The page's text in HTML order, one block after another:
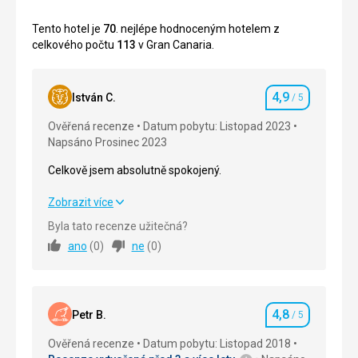
Tento hotel je 70 . nejlépe hodnoceným hotelem z
celkového počtu 113 v Gran Canaria.
István C. Hodnocení
4,9 / 5
Ověřená recenze
Datum pobytu: Listopad 2023
Napsáno Prosinec 2023
Celkově jsem absolutně spokojený.
Celkově jsem absolutně spokojený.
Strava
Služby 5,0/ 5
Zobrazit více
Byla tato recenze užitečná?
ano (0) ne (0)
Petr B. Hodnocení
4,8 / 5
Ověřená recenze
Datum pobytu: Listopad 2018